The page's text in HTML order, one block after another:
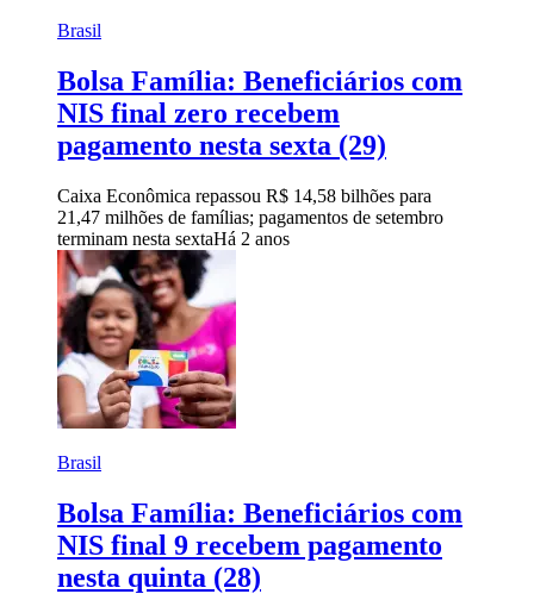
Brasil
Bolsa Família: Beneficiários com
NIS final zero recebem
pagamento nesta sexta (29)
Caixa Econômica repassou R$ 14,58 bilhões para
21,47 milhões de famílias; pagamentos de setembro
terminam nesta sextaHá 2 anos
Brasil
Bolsa Família: Beneficiários com
NIS final 9 recebem pagamento
nesta quinta (28)